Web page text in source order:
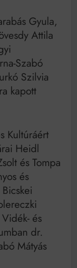
Gyula,
Attila
Szabó
Szilvia
kapott
Kultúráért
Heidl
és Tompa
és
és
dr.
Mátyás